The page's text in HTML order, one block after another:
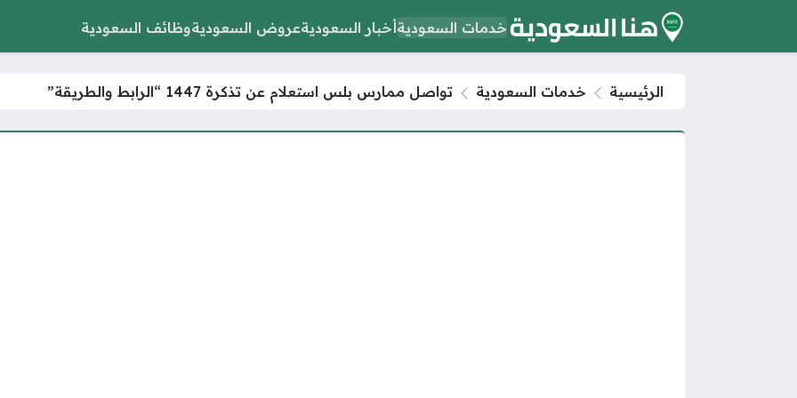
خدمات السعوديةأخبار السعوديةعروض السعوديةوظائف السعودية
الرئيسية خدمات السعودية تواصل ممارس بلس استعلام عن تذكرة 1447 “الرابط والطريقة”